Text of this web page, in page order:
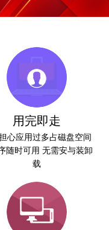
用完即走
心应用过多占磁盘空间
随时可用 无需安与装卸
载